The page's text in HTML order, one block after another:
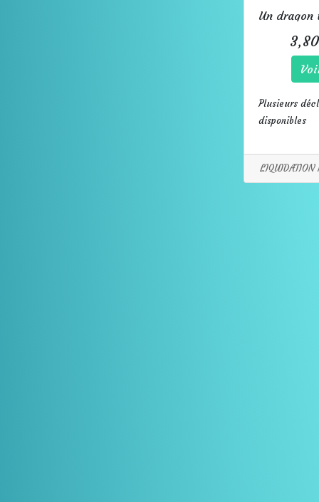
Plusieurs
disponibles
LIQUIDATION